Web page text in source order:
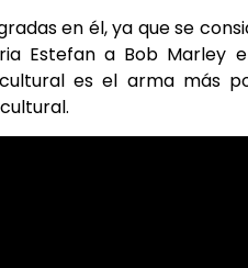
en él, ya que se
Estefan a Bob Marley
es el arma más